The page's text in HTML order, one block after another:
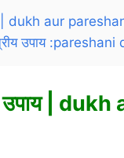
| dukh aur
उपाय
उपाय |